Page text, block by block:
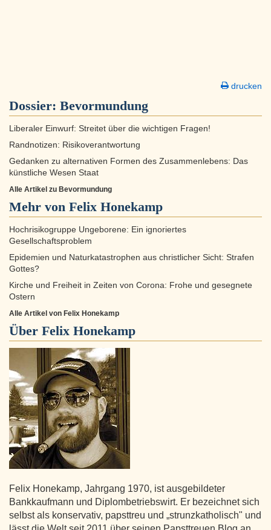
drucken
Dossier: Bevormundung
Liberaler Einwurf: Streitet über die wichtigen Fragen!
Randnotizen: Risikoverantwortung
Gedanken zu alternativen Formen des Zusammenlebens: Das
künstliche Wesen Staat
Alle Artikel zu Bevormundung
Mehr von Felix Honekamp
Hochrisikogruppe Ungeborene: Ein ignoriertes
Gesellschaftsproblem
Epidemien und Naturkatastrophen aus christlicher Sicht: Strafen
Gottes?
Kirche und Freiheit in Zeiten von Corona: Frohe und gesegnete
Ostern
Alle Artikel von Felix Honekamp
Über Felix Honekamp
Felix Honekamp, Jahrgang 1970, ist ausgebildeter
Bankkaufmann und Diplombetriebswirt. Er bezeichnet sich
selbst als konservativ, papsttreu und „strunzkatholisch" und